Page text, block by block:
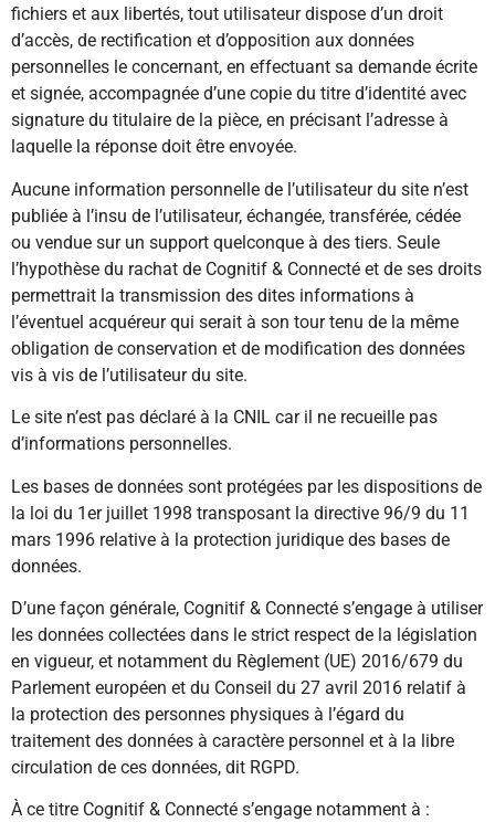
fichiers et aux libertés, tout utilisateur dispose d’un droit
d’accès, de rectification et d’opposition aux données
personnelles le concernant, en effectuant sa demande écrite
et signée, accompagnée d’une copie du titre d’identité avec
signature du titulaire de la pièce, en précisant l’adresse à
laquelle la réponse doit être envoyée.
Aucune information personnelle de l’utilisateur du site n’est
publiée à l’insu de l’utilisateur, échangée, transférée, cédée
ou vendue sur un support quelconque à des tiers. Seule
l’hypothèse du rachat de Cognitif & Connecté et de ses droits
permettrait la transmission des dites informations à
l’éventuel acquéreur qui serait à son tour tenu de la même
obligation de conservation et de modification des données
vis à vis de l’utilisateur du site.
Le site n’est pas déclaré à la CNIL car il ne recueille pas
d’informations personnelles.
Les bases de données sont protégées par les dispositions de
la loi du 1er juillet 1998 transposant la directive 96/9 du 11
mars 1996 relative à la protection juridique des bases de
données.
D’une façon générale, Cognitif & Connecté s’engage à utiliser
les données collectées dans le strict respect de la législation
en vigueur, et notamment du Règlement (UE) 2016/679 du
Parlement européen et du Conseil du 27 avril 2016 relatif à
la protection des personnes physiques à l’égard du
traitement des données à caractère personnel et à la libre
circulation de ces données, dit RGPD.
À ce titre Cognitif & Connecté s’engage notamment à :